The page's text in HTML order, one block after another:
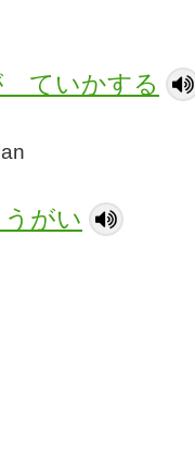
ていかする
がい